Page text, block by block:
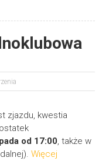
zjazdu, kwestia
od 17:00, także w
Więcej